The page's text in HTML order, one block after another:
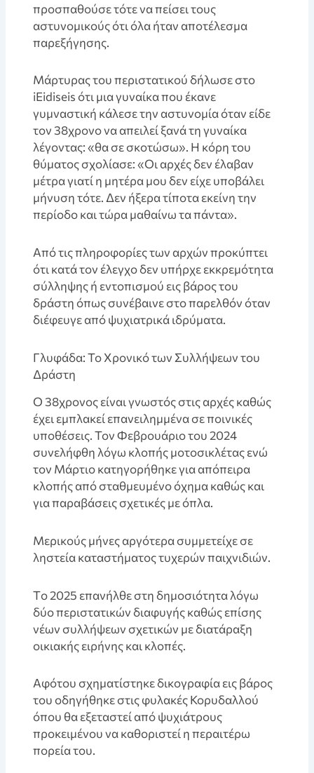
προσπαθούσε τότε να πείσει τους
αστυνομικούς ότι όλα ήταν αποτέλεσμα
παρεξήγησης.
Μάρτυρας του περιστατικού δήλωσε στο
iEidiseis ότι μια γυναίκα που έκανε
γυμναστική κάλεσε την αστυνομία όταν είδε
τον 38χρονο να απειλεί ξανά τη γυναίκα
λέγοντας: «θα σε σκοτώσω». Η κόρη του
θύματος σχολίασε: «Οι αρχές δεν έλαβαν
μέτρα γιατί η μητέρα μου δεν είχε υποβάλει
μήνυση τότε. Δεν ήξερα τίποτα εκείνη την
περίοδο και τώρα μαθαίνω τα πάντα».
Από τις πληροφορίες των αρχών προκύπτει
ότι κατά τον έλεγχο δεν υπήρχε εκκρεμότητα
σύλληψης ή εντοπισμού εις βάρος του
δράστη όπως συνέβαινε στο παρελθόν όταν
διέφευγε από ψυχιατρικά ιδρύματα.
Γλυφάδα: Το Χρονικό των Συλλήψεων του
Δράστη
Ο 38χρονος είναι γνωστός στις αρχές καθώς
έχει εμπλακεί επανειλημμένα σε ποινικές
υποθέσεις. Τον Φεβρουάριο του 2024
συνελήφθη λόγω κλοπής μοτοσικλέτας ενώ
τον Μάρτιο κατηγορήθηκε για απόπειρα
κλοπής από σταθμευμένο όχημα καθώς και
για παραβάσεις σχετικές με όπλα.
Mερικούς μήνες αργότερα συμμετείχε σε
ληστεία καταστήματος τυχερών παιχνιδιών.
Tο 2025 επανήλθε στη δημοσιότητα λόγω
δύο περιστατικών διαφυγής καθώς επίσης
νέων συλλήψεων σχετικών με διατάραξη
οικιακής ειρήνης και κλοπές.
Aφότου σχηματίστηκε δικογραφία εις βάρος
του οδηγήθηκε στις φυλακές Κορυδαλλού
όπου θα εξεταστεί από ψυχιάτρους
προκειμένου να καθοριστεί η περαιτέρω
πορεία του.